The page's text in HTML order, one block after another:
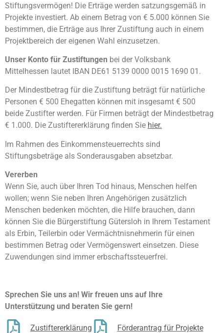
Stiftungsvermögen! Die Erträge werden satzungsgemäß in
Projekte investiert. Ab einem Betrag von € 5.000 können Sie
bestimmen, die Erträge aus Ihrer Zustiftung auch in einem
Projektbereich der eigenen Wahl einzusetzen.
Unser Konto für Zustiftungen bei der Volksbank
Mittelhessen lautet IBAN DE61 5139 0000 0015 1690 01.
Der Mindestbetrag für die Zustiftung beträgt für natürliche
Personen € 500 Ehegatten können mit insgesamt € 500
beide Zustifter werden. Für Firmen beträgt der Mindestbetrag
€ 1.000. Die Zustiftererklärung finden Sie hier.
Im Rahmen des Einkommensteuerrechts sind
Stiftungsbeträge als Sonderausgaben absetzbar.
Vererben
Wenn Sie, auch über Ihren Tod hinaus, Menschen helfen
wollen; wenn Sie neben Ihren Angehörigen zusätzlich
Menschen bedenken möchten, die Hilfe brauchen, dann
können Sie die Bürgerstiftung Gütersloh in Ihrem Testament
als Erbin, Teilerbin oder Vermächtnisnehmerin für einen
bestimmen Betrag oder Vermögenswert einsetzen. Diese
Zuwendungen sind immer erbschaftssteuerfrei.
Sprechen Sie uns an! Wir freuen uns auf Ihre
Unterstützung und beraten Sie gern!
Zustiftererklärung
Förderantrag für Projekte